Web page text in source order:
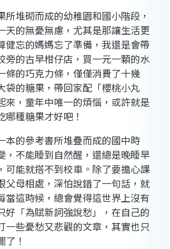
堆砌而成的幼稚園和國小階段，
天的無憂無慮，尤其是那讓生活更
健忘的媽媽忘了準備，我還是會帶
旁的古早柑仔店，買一元一顆的水
條的巧克力條，僅僅消費了十幾
袋的糖果，帶回家配「櫻桃小丸
來，童年中唯一的煩惱，或許就是
種糖果才好吧！
的參考書所堆疊而成的國中時
，不能睡到自然醒，還總是晚睡早
可能就搭不到校車。除了要擔心課
父母相處，深怕說錯了一句話，就
當這時候，總會覺得這世界上沒有
好「為賦新詞強說愁」，在自己的
一些憂愁又悲觀的文章，其實也只
！